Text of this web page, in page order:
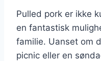
Pulled pork er ikke
en fantastisk
familie. Uanset om
picnic eller en